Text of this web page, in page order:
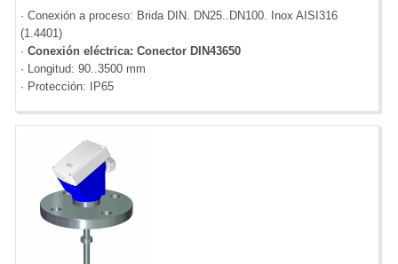
· Conexión a proceso: Brida DIN. DN25..DN100. Inox AISI316
(1.4401)
· Conexión eléctrica: Conector DIN43650
· Longitud: 90..3500 mm
· Protección: IP65